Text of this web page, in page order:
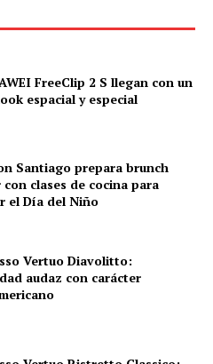
FreeClip 2 S llegan con un
espacial y especial
Santiago prepara brunch
clases de cocina para
el Día del Niño
Vertuo Diavolitto:
audaz con carácter